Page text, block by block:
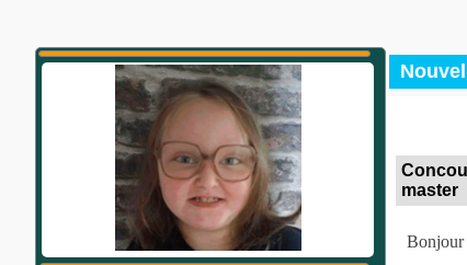
master
Bonjour